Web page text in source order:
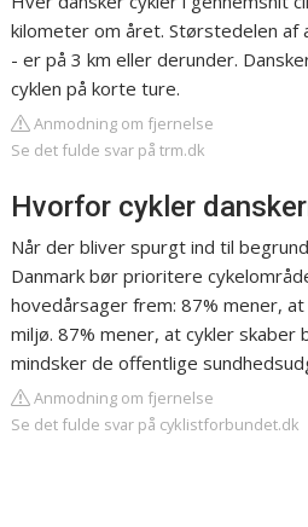
kilometer om året. Størstedelen af
- er på 3 km eller derunder.
cyklen på korte ture.
Anmodning om fjernelse
Se det fulde svar på trm.dk
Hvorfor cykler
Når der bliver spurgt ind til
Danmark bør prioritere
hovedårsager frem: 87% mener,
miljø. 87% mener, at cykler skaber
mindsker de offentlige
Anmodning om fjernelse
Se det fulde svar på cyklistforbundet.dk